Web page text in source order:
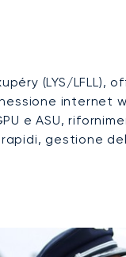
(LYS/
e ASU,
gestione